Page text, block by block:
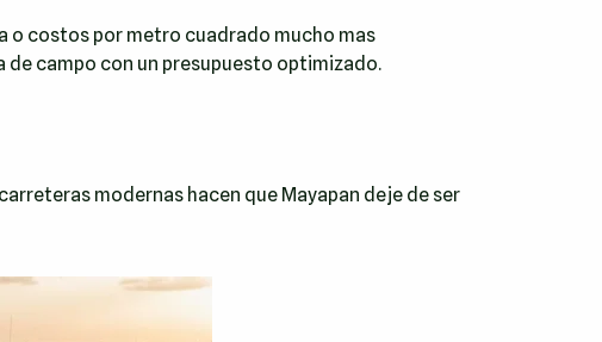
o costos por metro cuadrado mucho mas
de campo con un presupuesto optimizado.
modernas hacen que Mayapan deje de ser